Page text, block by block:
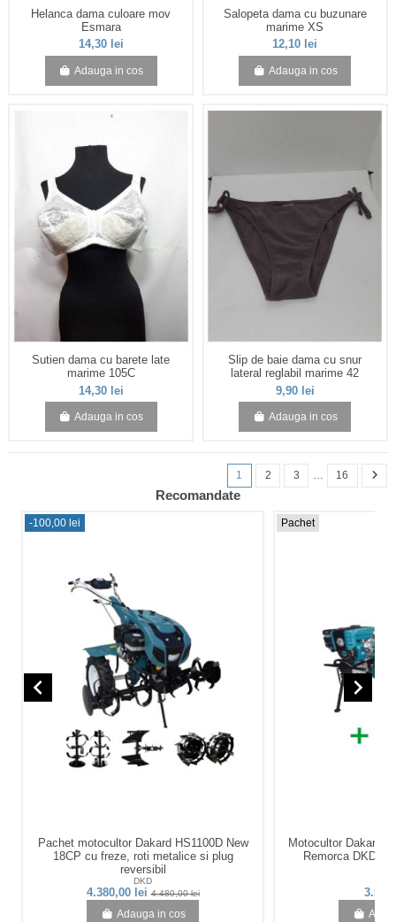
Helanca dama culoare mov
Esmara
14,30 lei
Adauga in cos
Salopeta dama cu buzunare
marime XS
12,10 lei
Adauga in cos
Sutien dama cu barete late
marime 105C
14,30 lei
Adauga in cos
Slip de baie dama cu snur
lateral reglabil marime 42
9,90 lei
Adauga in cos
1 2 3 … 16
Recomandate
-100,00 lei
Pachet motocultor Dakard HS1100D New
18CP cu freze, roti metalice si plug
reversibil
DKD
4.380,00 lei4.480,00 lei
Adauga in cos
Pachet
Motocultor Dakard
Remorca DKD
navigate_before navigate_next